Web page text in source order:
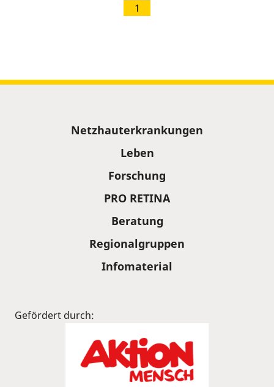
1
Netzhauterkrankungen
Leben
Forschung
PRO RETINA
Beratung
Regionalgruppen
Infomaterial
Gefördert durch: